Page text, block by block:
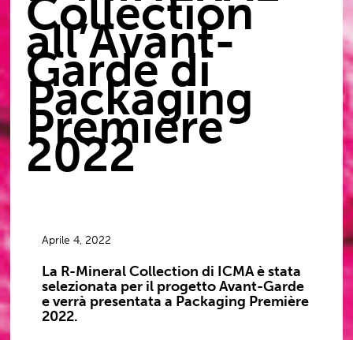
Collection
all’Avant-
Garde di
Packaging
Première
2022
Aprile 4, 2022
La R-Mineral Collection di ICMA è stata
selezionata per il progetto Avant-Garde
e verrà presentata a Packaging Première
2022.